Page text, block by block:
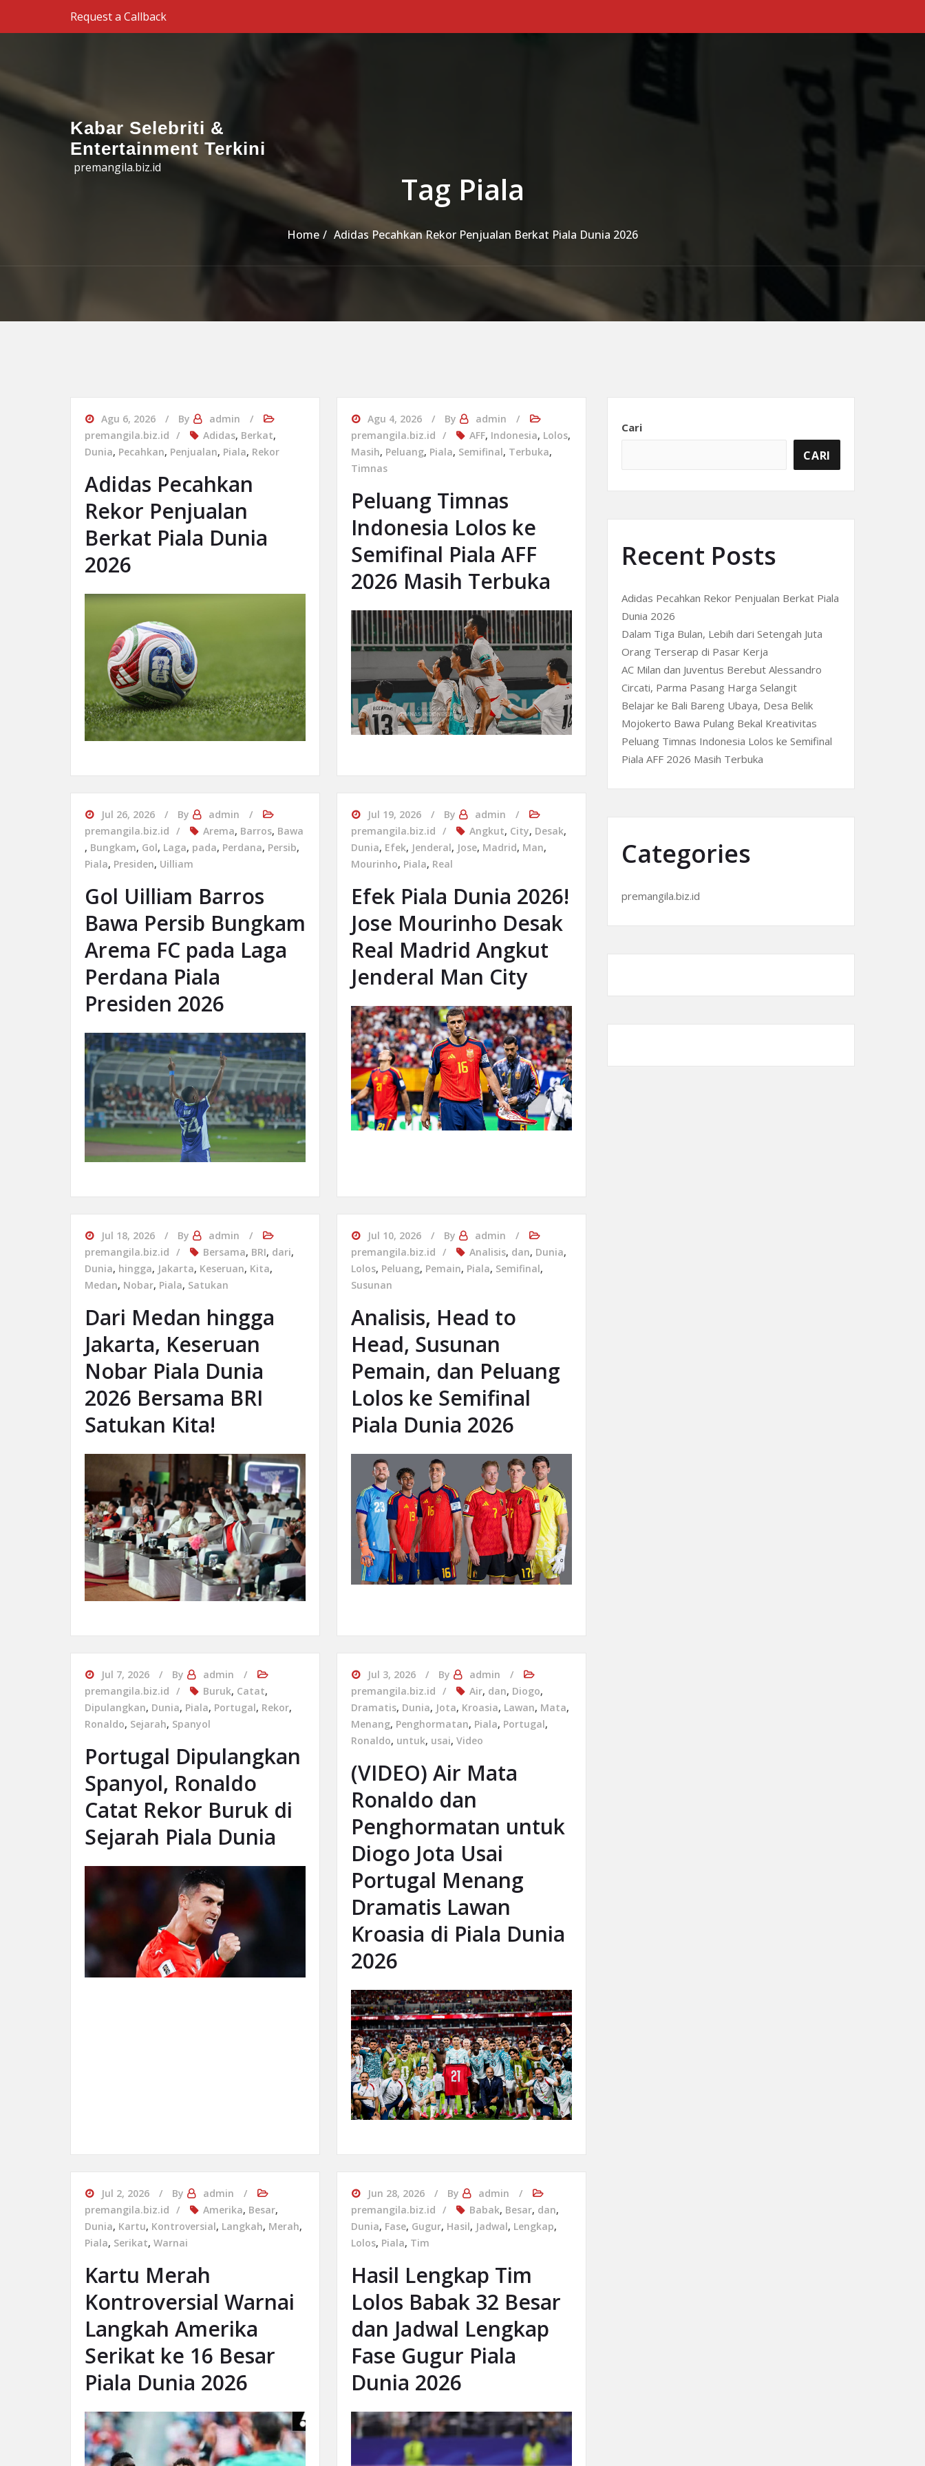
Skip to the contentRequest a Callback
Kabar Selebriti &
Entertainment Terkini
premangila.biz.id
Tag Piala
Home Adidas Pecahkan Rekor Penjualan Berkat Piala Dunia 2026
Agu 6, 2026 By
admin
premangila.biz.id
Adidas, Berkat,
Dunia, Pecahkan, Penjualan, Piala, Rekor
Adidas Pecahkan
Rekor Penjualan
Berkat Piala Dunia
2026
Agu 4, 2026 By
admin
premangila.biz.id
AFF, Indonesia, Lolos,
Masih, Peluang, Piala, Semifinal, Terbuka,
Timnas
Peluang Timnas
Indonesia Lolos ke
Semifinal Piala AFF
2026 Masih Terbuka
Jul 26, 2026 By
admin
premangila.biz.id
Arema, Barros, Bawa
, Bungkam, Gol, Laga, pada, Perdana, Persib,
Piala, Presiden, Uilliam
Gol Uilliam Barros
Bawa Persib Bungkam
Arema FC pada Laga
Perdana Piala
Presiden 2026
Jul 19, 2026 By
admin
premangila.biz.id
Angkut, City, Desak,
Dunia, Efek, Jenderal, Jose, Madrid, Man,
Mourinho, Piala, Real
Efek Piala Dunia 2026!
Jose Mourinho Desak
Real Madrid Angkut
Jenderal Man City
Jul 18, 2026 By
admin
premangila.biz.id
Bersama, BRI, dari,
Dunia, hingga, Jakarta, Keseruan, Kita,
Medan, Nobar, Piala, Satukan
Dari Medan hingga
Jakarta, Keseruan
Nobar Piala Dunia
2026 Bersama BRI
Satukan Kita!
Jul 10, 2026 By
admin
premangila.biz.id
Analisis, dan, Dunia,
Lolos, Peluang, Pemain, Piala, Semifinal,
Susunan
Analisis, Head to
Head, Susunan
Pemain, dan Peluang
Lolos ke Semifinal
Piala Dunia 2026
Jul 7, 2026 By
admin
premangila.biz.id
Buruk, Catat,
Dipulangkan, Dunia, Piala, Portugal, Rekor,
Ronaldo, Sejarah, Spanyol
Portugal Dipulangkan
Spanyol, Ronaldo
Catat Rekor Buruk di
Sejarah Piala Dunia
Jul 3, 2026 By
admin
premangila.biz.id
Air, dan, Diogo,
Dramatis, Dunia, Jota, Kroasia, Lawan, Mata,
Menang, Penghormatan, Piala, Portugal,
Ronaldo, untuk, usai, Video
(VIDEO) Air Mata
Ronaldo dan
Penghormatan untuk
Diogo Jota Usai
Portugal Menang
Dramatis Lawan
Kroasia di Piala Dunia
2026
Jul 2, 2026 By
admin
premangila.biz.id
Amerika, Besar,
Dunia, Kartu, Kontroversial, Langkah, Merah,
Piala, Serikat, Warnai
Kartu Merah
Kontroversial Warnai
Langkah Amerika
Serikat ke 16 Besar
Piala Dunia 2026
Jun 28, 2026 By
admin
premangila.biz.id
Babak, Besar, dan,
Dunia, Fase, Gugur, Hasil, Jadwal, Lengkap,
Lolos, Piala, Tim
Hasil Lengkap Tim
Lolos Babak 32 Besar
dan Jadwal Lengkap
Fase Gugur Piala
Dunia 2026
Cari
CARI
Recent Posts
Adidas Pecahkan Rekor Penjualan Berkat Piala
Dunia 2026
Dalam Tiga Bulan, Lebih dari Setengah Juta
Orang Terserap di Pasar Kerja
AC Milan dan Juventus Berebut Alessandro
Circati, Parma Pasang Harga Selangit
Belajar ke Bali Bareng Ubaya, Desa Belik
Mojokerto Bawa Pulang Bekal Kreativitas
Peluang Timnas Indonesia Lolos ke Semifinal
Piala AFF 2026 Masih Terbuka
Categories
premangila.biz.id